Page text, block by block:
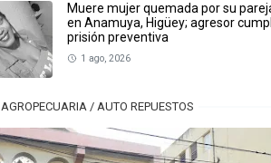
Muere mujer quemada por su
en Anamuya, Higüey; agresor
prisión preventiva
1 ago, 2026
/ AUTO REPUESTOS